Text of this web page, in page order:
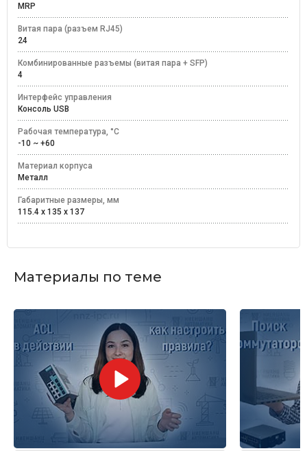
MRP
Витая пара (разъем RJ45)
24
Комбинированные разъемы (витая пара + SFP)
4
Интерфейс управления
Консоль USB
Рабочая температура, °C
-10 ~ +60
Материал корпуса
Металл
Габаритные размеры, мм
115.4 x 135 x 137
Материалы по теме